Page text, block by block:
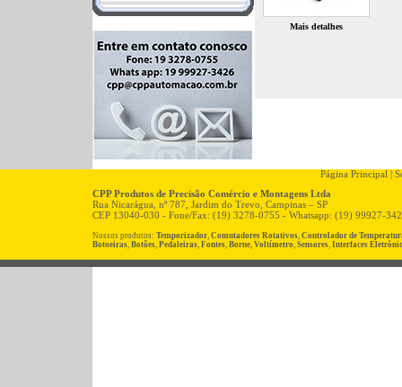
Mais detalhes
Página Principal |
CPP Produtos de Precisão Comércio e Montagens Ltda
Rua Nicarágua, nº 787, Jardim do Trevo, Campinas – SP
CEP 13040-030 - Fone/Fax: (19) 3278-0755 - Whatsapp: (19) 99927-
Nossos produtos: Temporizador, Comutadores Rotativos, Controlador de
Botoeiras, Botões, Pedaleiras, Fontes, Borne, Voltímetro, Sensores, Interfaces